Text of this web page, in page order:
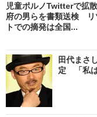
児童ポルノTwitterで拡
府の男らを書類送検 リ
トでの摘発は全国...
田代まさ
定 「私は